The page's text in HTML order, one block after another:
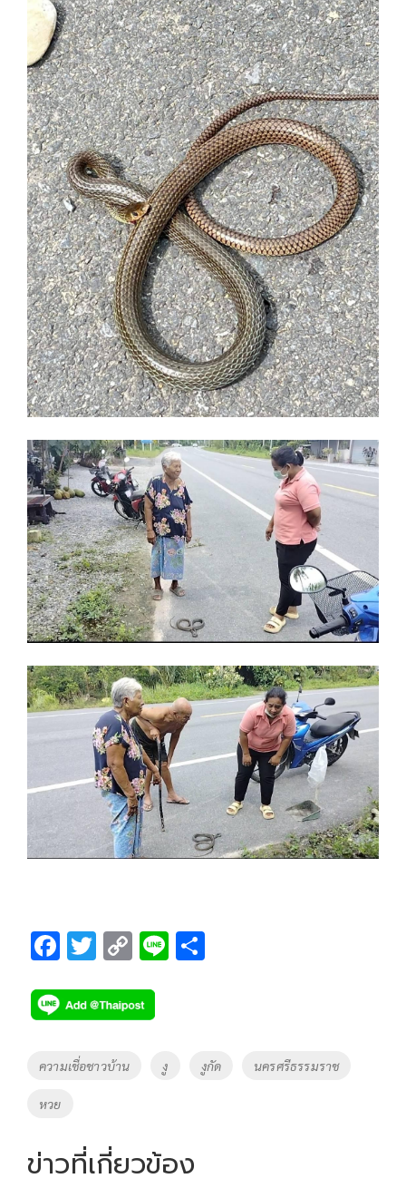
F
e
b
o
T
tt
er
C
p
y
Li
Tags
ความเชื่อชาวบ้าน งู งูกัด นครศรีธรรมราช
หวย
ข่าวที่เกี่ยวข้อง